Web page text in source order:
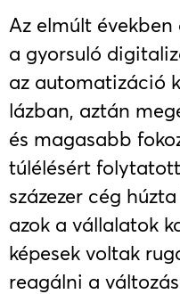
Az elmúlt
a gyorsuló
az automatizáció
lázban, aztán
és magasabb
túlélésért
százezer cég
azok a vállalatok
képesek voltak
reagálni a